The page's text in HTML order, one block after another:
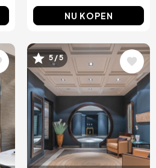
NU KOPEN
Afbeelding
5 / 5